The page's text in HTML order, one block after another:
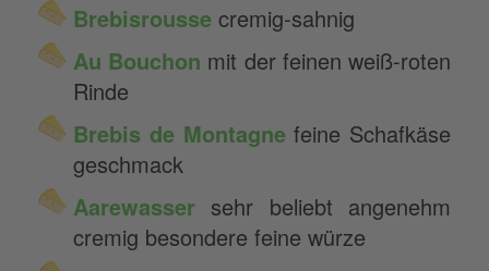
Brebisrousse cremig-sahnig
Au Bouchon mit der feinen weiß-roten
Rinde
Brebis de Montagne feine Schafkäse
geschmack
Aarewasser sehr beliebt angenehm
cremig besondere feine würze